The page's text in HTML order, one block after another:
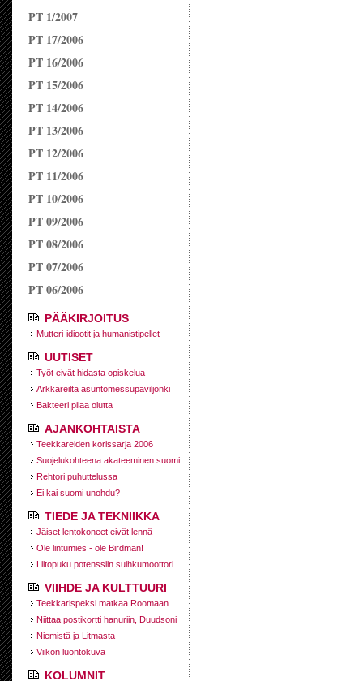
PT 1/2007
PT 17/2006
PT 16/2006
PT 15/2006
PT 14/2006
PT 13/2006
PT 12/2006
PT 11/2006
PT 10/2006
PT 09/2006
PT 08/2006
PT 07/2006
PT 06/2006
PÄÄKIRJOITUS
Mutteri-idiootit ja humanistipellet
UUTISET
Työt eivät hidasta opiskelua
Arkkareilta asuntomessupaviljonki
Bakteeri pilaa olutta
AJANKOHTAISTA
Teekkareiden korissarja 2006
Suojelukohteena akateeminen suomi
Rehtori puhuttelussa
Ei kai suomi unohdu?
TIEDE JA TEKNIIKKA
Jäiset lentokoneet eivät lennä
Ole lintumies - ole Birdman!
Liitopuku potenssiin suihkumoottori
VIIHDE JA KULTTUURI
Teekkarispeksi matkaa Roomaan
Niittaa postikortti hanuriin, Duudsoni
Niemistä ja Litmasta
Viikon luontokuva
KOLUMNIT